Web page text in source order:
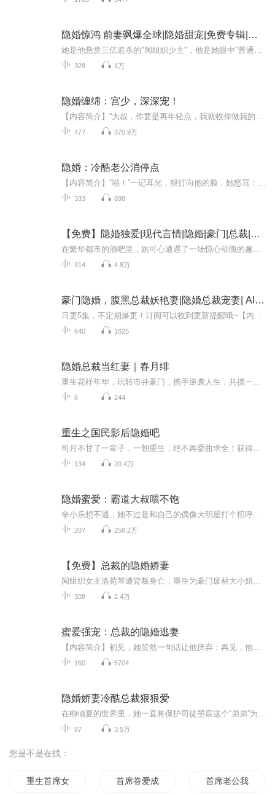
隐婚惊鸿 前妻飒爆全球|隐婚甜宠|免费专辑|双强逆
328 1万
隐婚缠绵：宫少，深深宠！
477 370.9万
隐婚：冷酷老公消停点
333 898
【免费】隐婚独爱|现代言情|隐婚|豪门|总裁|千金
314 4.8万
豪门隐婚，腹黑总裁妖艳妻|隐婚总裁宠妻| AI电子书
640 1625
隐婚总裁当红妻｜春月绯
6 244
重生之国民影后隐婚吧
134 20.4万
隐婚蜜爱：霸道大叔喂不饱
207 258.2万
【免费】总裁的隐婚娇妻
308 2.4万
蜜爱强宠：总裁的隐婚逃妻
160 5704
隐婚娇妻冷酷总裁狠狠爱
87 3.5万
您是不是在找：
重生首席女王 首席眷爱成婚 首席老公我要离婚